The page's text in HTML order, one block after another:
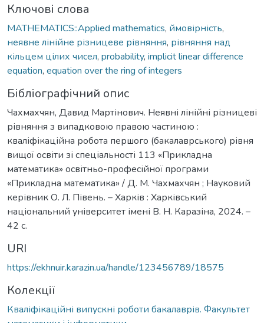
Ключові слова
MATHEMATICS::Applied mathematics, ймовірність,
неявне лінійне різницеве рівняння, рівняння над
кільцем цілих чисел, probability, implicit linear difference
equation, equation over the ring of integers
Бібліографічний опис
Чахмахчян, Давид Мартінович. Неявні лінійні різницеві
рівняння з випадковою правою частиною :
кваліфікаційна робота першого (бакалаврського) рівня
вищої освіти зі спеціальності 113 «Прикладна
математика» освітньо-професійної програми
«Прикладна математика» / Д. М. Чахмахчян ; Науковий
керівник О. Л. Півень. – Харків : Харківський
національний університет імені В. Н. Каразіна, 2024. –
42 с.
URI
https://ekhnuir.karazin.ua/handle/123456789/18575
Колекції
Кваліфікаційні випускні роботи бакалаврів. Факультет